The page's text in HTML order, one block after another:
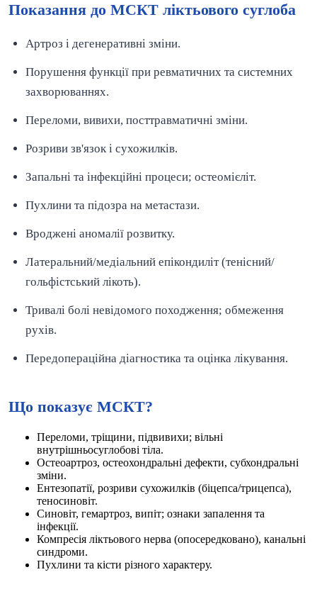
Показання до МСКТ ліктьового суглоба
Артроз і дегенеративні зміни.
Порушення функції при ревматичних та системних
захворюваннях.
Переломи, вивихи, посттравматичні зміни.
Розриви зв'язок і сухожилків.
Запальні та інфекційні процеси; остеомієліт.
Пухлини та підозра на метастази.
Вроджені аномалії розвитку.
Латеральний/медіальний епікондиліт (тенісний/
гольфістський лікоть).
Тривалі болі невідомого походження; обмеження
рухів.
Передопераційна діагностика та оцінка лікування.
Що показує МСКТ?
Переломи, тріщини, підвивихи; вільні
внутрішньосуглобові тіла.
Остеоартроз, остеохондральні дефекти, субхондральні
зміни.
Ентезопатії, розриви сухожилків (біцепса/трицепса),
теносиновіт.
Синовіт, гемартроз, випіт; ознаки запалення та
інфекції.
Компресія ліктьового нерва (опосередковано), канальні
синдроми.
Пухлини та кісти різного характеру.